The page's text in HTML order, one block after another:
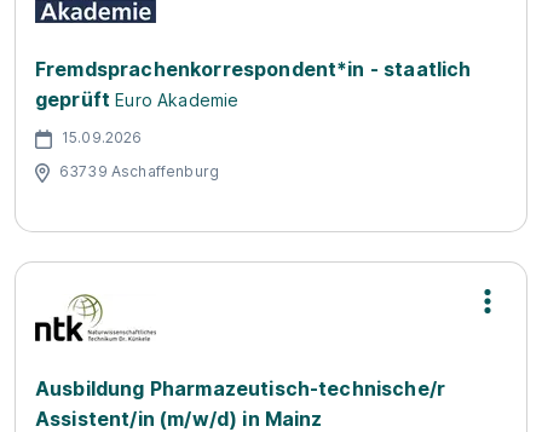
Fremdsprachenkorrespondent*in - staatlich
geprüft Euro Akademie
15.09.2026
63739 Aschaffenburg
Ausbildung Pharmazeutisch-technische/r
Assistent/in (m/w/d) in Mainz